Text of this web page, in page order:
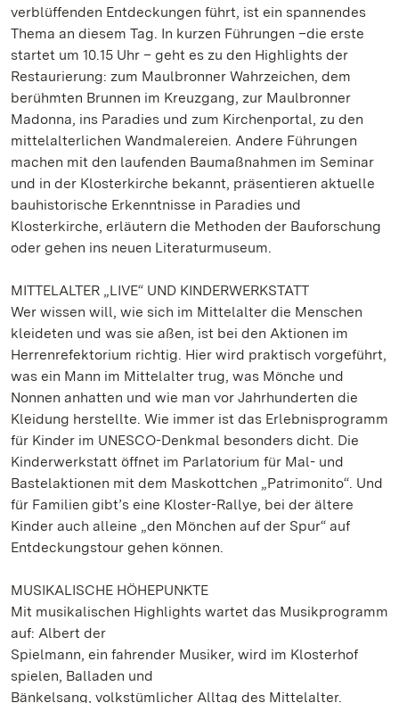
verblüffenden Entdeckungen führt, ist ein spannendes
Thema an diesem Tag. In kurzen Führungen –die erste
startet um 10.15 Uhr – geht es zu den Highlights der
Restaurierung: zum Maulbronner Wahrzeichen, dem
berühmten Brunnen im Kreuzgang, zur Maulbronner
Madonna, ins Paradies und zum Kirchenportal, zu den
mittelalterlichen Wandmalereien. Andere Führungen
machen mit den laufenden Baumaßnahmen im Seminar
und in der Klosterkirche bekannt, präsentieren aktuelle
bauhistorische Erkenntnisse in Paradies und
Klosterkirche, erläutern die Methoden der Bauforschung
oder gehen ins neuen Literaturmuseum.
MITTELALTER „LIVE“ UND KINDERWERKSTATT
Wer wissen will, wie sich im Mittelalter die Menschen
kleideten und was sie aßen, ist bei den Aktionen im
Herrenrefektorium richtig. Hier wird praktisch vorgeführt,
was ein Mann im Mittelalter trug, was Mönche und
Nonnen anhatten und wie man vor Jahrhunderten die
Kleidung herstellte. Wie immer ist das Erlebnisprogramm
für Kinder im UNESCO-Denkmal besonders dicht. Die
Kinderwerkstatt öffnet im Parlatorium für Mal- und
Bastelaktionen mit dem Maskottchen „Patrimonito“. Und
für Familien gibt’s eine Kloster-Rallye, bei der ältere
Kinder auch alleine „den Mönchen auf der Spur“ auf
Entdeckungstour gehen können.
MUSIKALISCHE HÖHEPUNKTE
Mit musikalischen Highlights wartet das Musikprogramm
auf: Albert der
Spielmann, ein fahrender Musiker, wird im Klosterhof
spielen, Balladen und
Bänkelsang, volkstümlicher Alltag des Mittelalter.